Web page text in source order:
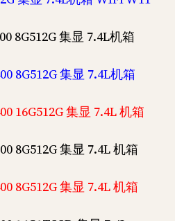
8G512G 集显 7.4L机箱
8G512G 集显 7.4L机箱
16G512G 集显 7.4L 机箱
8G512G 集显 7.4L 机箱
8G512G 集显 7.4L 机箱